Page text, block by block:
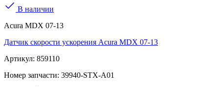
В наличии
Acura MDX 07-13
Датчик скорости ускорения Acura MDX 07-13
Артикул: 859110
Номер запчасти: 39940-STX-A01